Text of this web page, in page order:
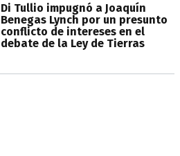
Di Tullio impugnó a Joaquín
Benegas Lynch por un presunto
conflicto de intereses en el
debate de la Ley de Tierras